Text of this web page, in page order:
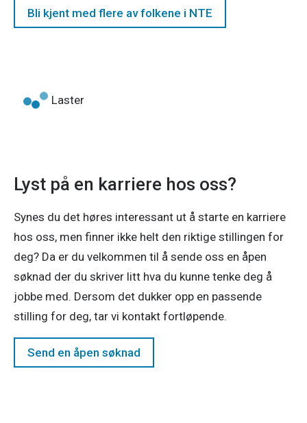
Bli kjent med flere av folkene i NTE
Laster
Lyst på en karriere hos oss?
Synes du det høres interessant ut å starte en karriere
hos oss, men finner ikke helt den riktige stillingen for
deg? Da er du velkommen til å sende oss en åpen
søknad der du skriver litt hva du kunne tenke deg å
jobbe med. Dersom det dukker opp en passende
stilling for deg, tar vi kontakt fortløpende.
Send en åpen søknad